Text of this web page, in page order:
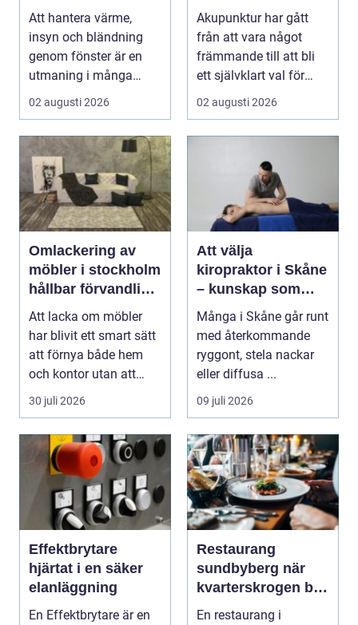
Att hantera värme,
insyn och bländning
genom fönster är en
utmaning i många
svenska hem, kontor
och ...
02 augusti 2026
kinesisk medicin
möter modern
vardag
Akupunktur har gått
från att vara något
främmande till att bli
ett självklart val för
många som söke...
02 augusti 2026
Omlackering av
möbler i stockholm
hållbar förvandling
av hem och kontor
Att lacka om möbler
har blivit ett smart sätt
att förnya både hem
och kontor utan att
köpa nytt. Mån...
30 juli 2026
Att välja
kiropraktor i Skåne
– kunskap som
hjälper dig att ta
rätt beslut
Många i Skåne går runt
med återkommande
ryggont, stela nackar
eller diffusa ...
09 juli 2026
Effektbrytare
hjärtat i en säker
elanläggning
En Effektbrytare är en
Restaurang
sundbyberg när
kvarterskrogen blir
vardagsrum
En restaurang i